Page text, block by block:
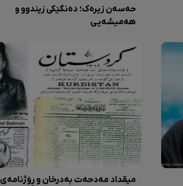
حەسەن زیرەک؛ دەنگێکی زیندوو و
هەمیشەیی
میقداد مەدحەت بەدرخان و ڕۆژنامەی